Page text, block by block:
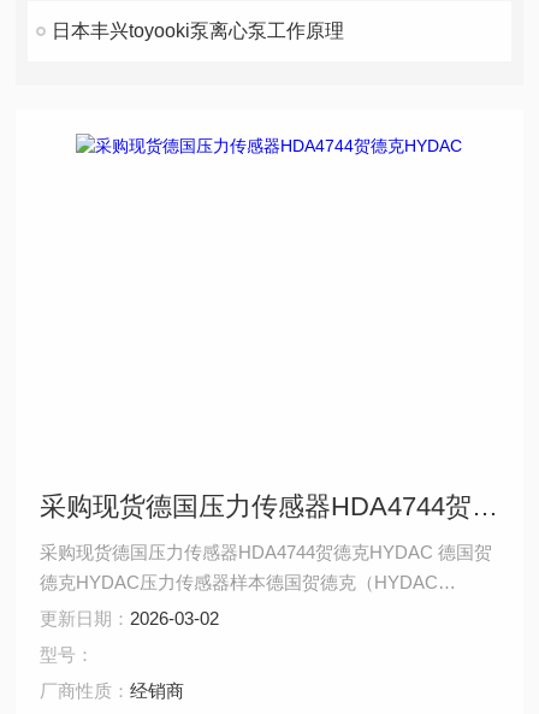
日本丰兴toyooki泵离心泵工作原理
采购现货德国压力传感器HDA4744贺德克HYDAC
采购现货德国压力传感器HDA4744贺德克HYDAC 德国贺
德克HYDAC压力传感器样本德国贺德克（HYDAC
Technology GmbH）拥有40多年自动化经验，专业生产用
于流体过滤技术、液压控制技术、电子测量技术的元件和
品、管夹、电磁铁、液压系统总成等产品的液压件制造
更新日期： 2026-03-02
型号：
厂商性质：经销商